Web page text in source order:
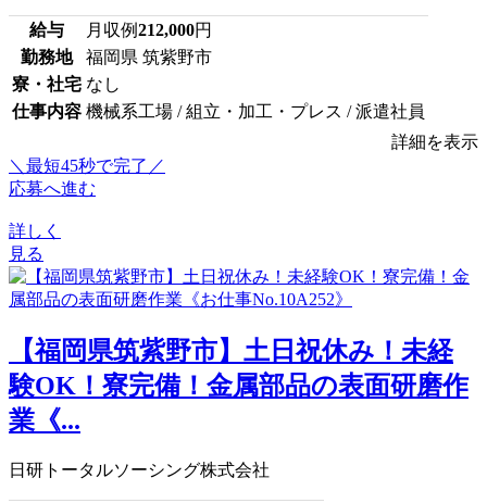
給与 月収例212,000円
勤務地
福岡県 筑紫野市
寮・社宅 なし
仕事内容 機械系工場 / 組立・加工・プレス / 派遣社員
詳細を表示
＼最短45秒で完了／
応募へ進む
詳しく
見る
【福岡県筑紫野市】土日祝休み！未経
験OK！寮完備！金属部品の表面研磨作
業《...
日研トータルソーシング株式会社